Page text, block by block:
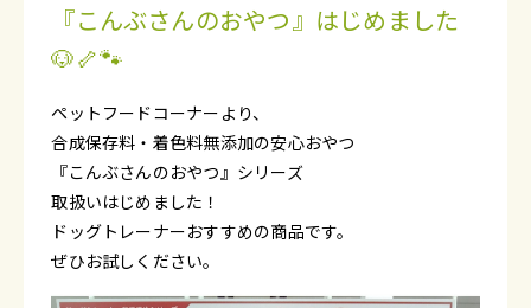
『こんぶさんのおやつ』はじめました
🐶🦴🐾
ペットフードコーナーより、
合成保存料・着色料無添加の安心おやつ
『こんぶさんのおやつ』シリーズ
取扱いはじめました！
ドッグトレーナーおすすめの商品です。
ぜひお試しください。